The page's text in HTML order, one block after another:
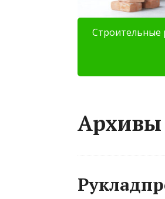
Строительные
Архивы